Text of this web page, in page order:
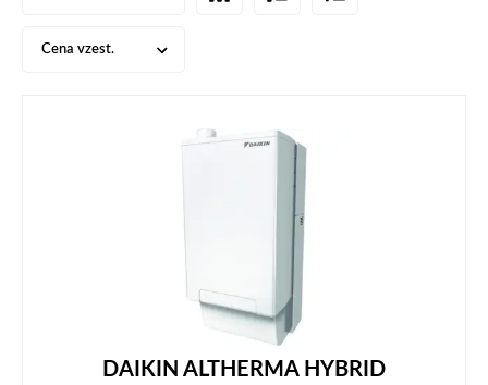
Cena vzest.
DAIKIN ALTHERMA HYBRID